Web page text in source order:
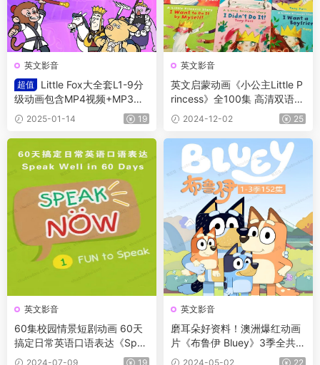
英文影音
超值
Little Fox大全套L1-9分
级动画包含MP4视频+MP3
+原文/绘本 适合各阶段英语学
习
2025-01-14 19
英文影音
英文启蒙动画《小公主Little P
rincess》全100集 高清双语字
幕版+部分绘本 孩子们的英语
学习新选择！
2024-12-02 25
英文影音
60集校园情景短剧动画 60天
搞定日常英语口语表达《Spea
k Well in 60 Days》
2024-07-09 19
英文影音
磨耳朵好资料！澳洲爆红动画
片《布鲁伊 Bluey》3季全共1
52集 第三季更新全50集 内置
2024-05-02 22